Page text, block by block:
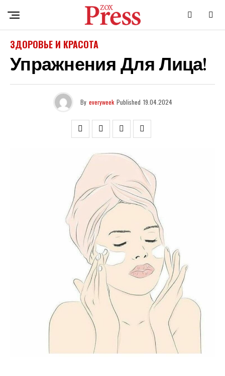
ЗДОРОВЬЕ И КРАСОТА
Упражнения Для Лица!
By everyweek Published 19.04.2024